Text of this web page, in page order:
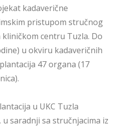
kadaverične
pristupom stručnog
centru Tuzla. Do
u okviru kadaveričnih
47 organa (17
u UKC Tuzla
u saradnji sa stručnjacima iz